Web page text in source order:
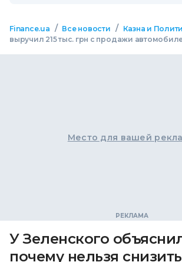
Finance.ua / Все новости / Казна и
выручил 215 тыс. грн с продажи
Место для вашей
У Зеленского
почему нельзя